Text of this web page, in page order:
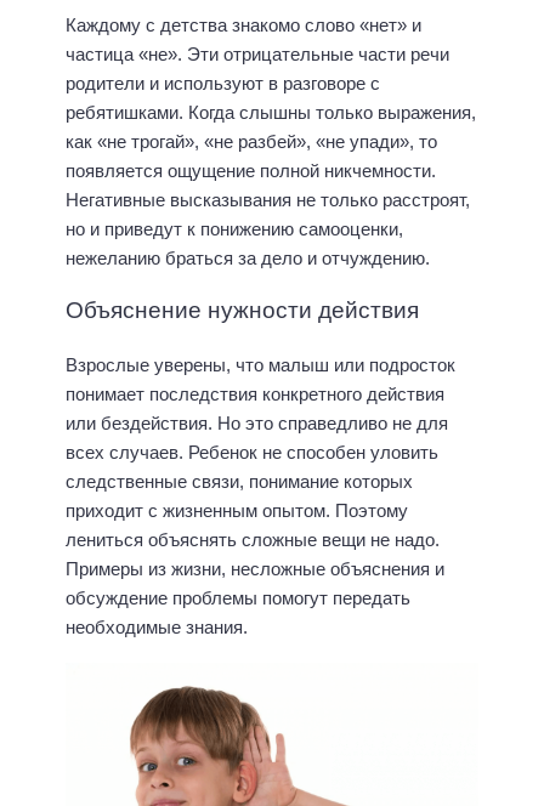
Каждому с детства знакомо слово «нет» и
частица «не». Эти отрицательные части речи
родители и используют в разговоре с
ребятишками. Когда слышны только выражения,
как «не трогай», «не разбей», «не упади», то
появляется ощущение полной никчемности.
Негативные высказывания не только расстроят,
но и приведут к понижению самооценки,
нежеланию браться за дело и отчуждению.
Объяснение нужности действия
Взрослые уверены, что малыш или подросток
понимает последствия конкретного действия
или бездействия. Но это справедливо не для
всех случаев. Ребенок не способен уловить
следственные связи, понимание которых
приходит с жизненным опытом. Поэтому
лениться объяснять сложные вещи не надо.
Примеры из жизни, несложные объяснения и
обсуждение проблемы помогут передать
необходимые знания.